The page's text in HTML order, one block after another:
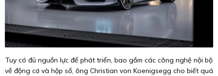
Tuy có đủ nguồn lực để phát triển, bao gồm các công nghệ nội bộ
về động cơ và hộp số, ông Christian von Koenigsegg cho biết quá